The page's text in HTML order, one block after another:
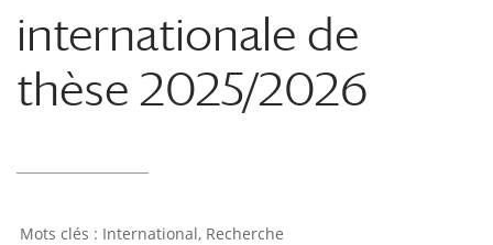
internationale de
thèse 2025/2026
International, Recherche